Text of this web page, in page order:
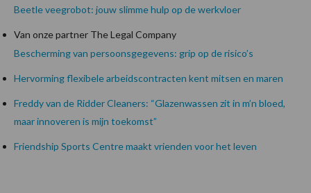
Beetle veegrobot: jouw slimme hulp op de werkvloer
Van onze partner The Legal Company
Bescherming van persoonsgegevens: grip op de risico’s
Hervorming flexibele arbeidscontracten kent mitsen en maren
Freddy van de Ridder Cleaners: “Glazenwassen zit in m’n bloed,
maar innoveren is mijn toekomst”
Friendship Sports Centre maakt vrienden voor het leven